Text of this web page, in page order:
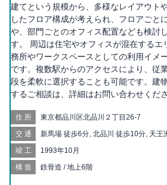
建てという規模から、多様なレイアウト
したフロア構成が考えられ、フロアごと
や、部門ごとのオフィス配置なども検討
す。 周辺は住宅やオフィスが混在するエ
務所やワークスペースとしての利用イメ
です。複数駅からのアクセスにより、従
段を柔軟に選択することも可能です。建
するご相談は、詳細はお問い合わせくださ
住所 東京都品川区北品川２丁目26-7
交通
新馬場 徒歩6分, 北品川 徒歩10分, 天王
歩19分, 大崎 徒歩19分, 大井町 徒歩19分
竣工 1993年10月
構造 鉄骨造 / 地上6階